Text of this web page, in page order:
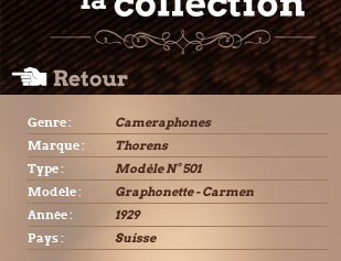
Genre :
Cameraphones
Marque :
Thorens
Type :
Modèle N° 501
Modèle :
Graphonette - Carmen
Année :
1929
Pays :
Suisse